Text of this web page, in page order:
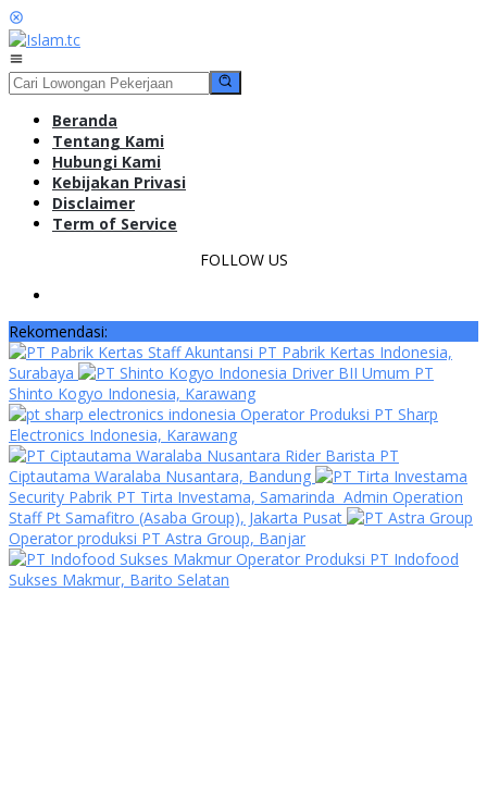
Loncat
ke
konten
Mobile
Beranda
Tentang Kami
Hubungi Kami
Kebijakan Privasi
Disclaimer
Term of Service
FOLLOW US
Rekomendasi:
Staff Akuntansi PT Pabrik Kertas Indonesia,
Surabaya
Driver BII Umum PT
Shinto Kogyo Indonesia, Karawang
Operator Produksi PT Sharp
Electronics Indonesia, Karawang
Rider Barista PT
Ciptautama Waralaba Nusantara, Bandung
Security Pabrik PT Tirta Investama, Samarinda Admin Operation
Staff Pt Samafitro (Asaba Group), Jakarta Pusat
Operator produksi PT Astra Group, Banjar
Operator Produksi PT Indofood
Sukses Makmur, Barito Selatan